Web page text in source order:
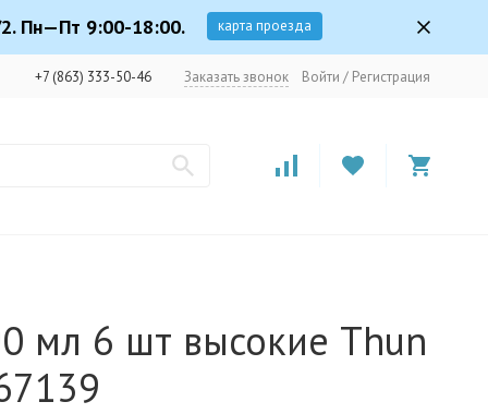
Пн—Пт 9:00-18:00. карта проезда
+7 (863) 333-50-46 Заказать звонок Войти / Регистрация
мл 6 шт высокие Thun